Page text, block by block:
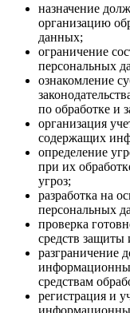
назначение
организацию
данных;
ограничение
персональных
ознакомление
по обработке и
организация
содержащих
определение
при их
угроз;
разработка на
персональных
проверка
средств
разграничение
средствам
регистрация и